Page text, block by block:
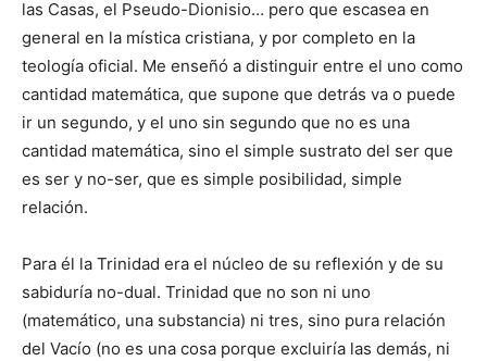
las Casas, el Pseudo-Dionisio… pero que escasea en
general en la mística cristiana, y por completo en la
teología oficial. Me enseñó a distinguir entre el uno como
cantidad matemática, que supone que detrás va o puede
ir un segundo, y el uno sin segundo que no es una
cantidad matemática, sino el simple sustrato del ser que
es ser y no-ser, que es simple posibilidad, simple
relación.
Para él la Trinidad era el núcleo de su reflexión y de su
sabiduría no-dual. Trinidad que no son ni uno
(matemático, una substancia) ni tres, sino pura relación
del Vacío (no es una cosa porque excluiría las demás, ni